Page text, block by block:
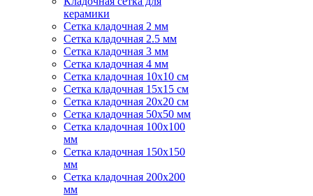
керамики
Сетка кладочная 2 мм
Сетка кладочная 2.5 мм
Сетка кладочная 3 мм
Сетка кладочная 4 мм
Сетка кладочная 10x10 см
Сетка кладочная 15x15 см
Сетка кладочная 20x20 см
Сетка кладочная 50x50 мм
Сетка кладочная 100x100
мм
Сетка кладочная 150x150
мм
Сетка кладочная 200x200
мм